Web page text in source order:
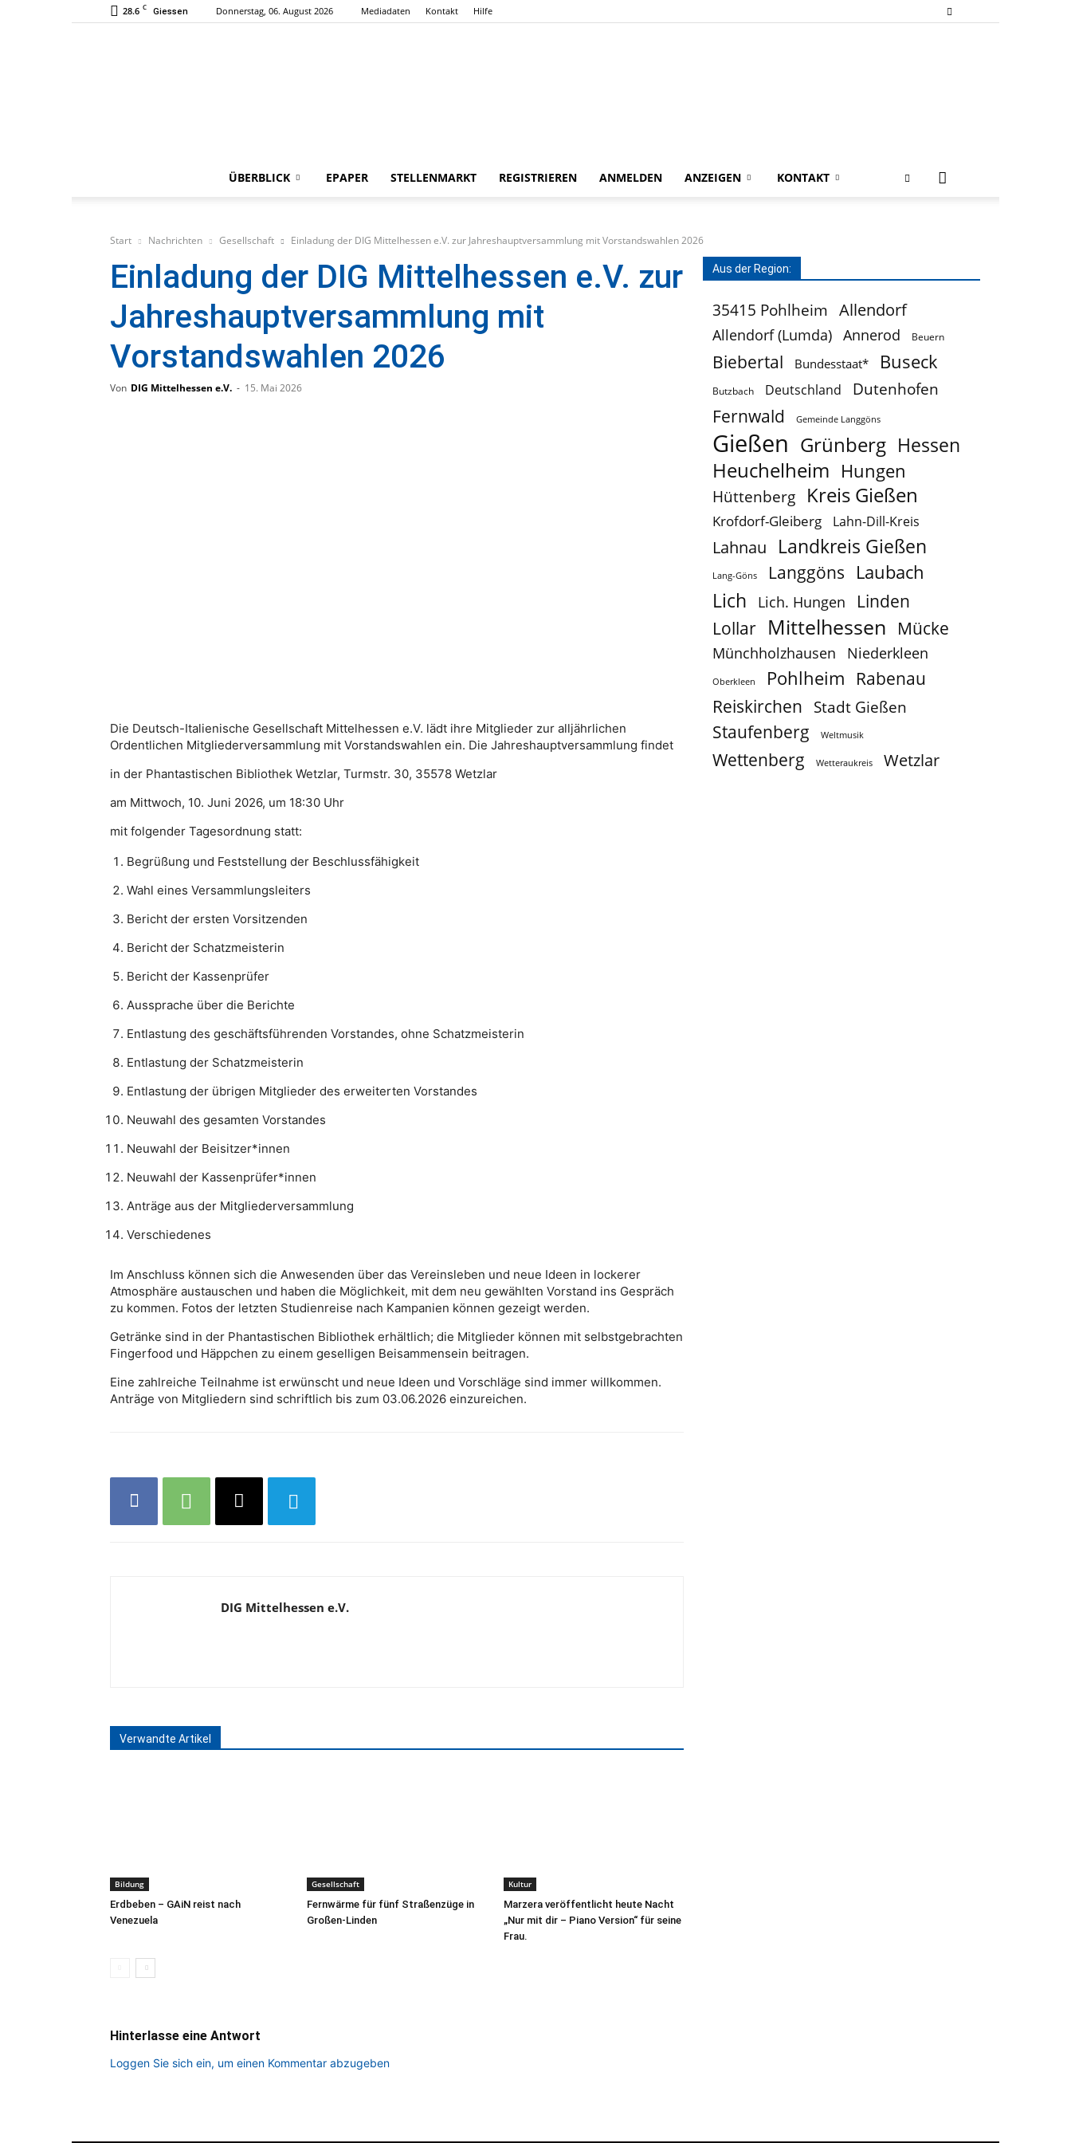
28.6 C Giessen Donnerstag, 06. August 2026 Mediadaten Kontakt Hilfe
Zeitung
ÜBERBLICK EPAPER STELLENMARKT REGISTRIEREN ANMELDEN ANZEIGEN KONTAKT
Start Nachrichten Gesellschaft Einladung der DIG Mittelhessen e.V. zur Jahreshauptversammlung mit Vorstandswahlen 2026
Einladung der DIG Mittelhessen e.V. zur
Jahreshauptversammlung mit
Vorstandswahlen 2026
Von DIG Mittelhessen e.V. - 15. Mai 2026
Die Deutsch-Italienische Gesellschaft Mittelhessen e.V. lädt ihre Mitglieder zur alljährlichen
Ordentlichen Mitgliederversammlung mit Vorstandswahlen ein. Die Jahreshauptversammlung findet
in der Phantastischen Bibliothek Wetzlar, Turmstr. 30, 35578 Wetzlar
am Mittwoch, 10. Juni 2026, um 18:30 Uhr
mit folgender Tagesordnung statt:
Begrüßung und Feststellung der Beschlussfähigkeit
Wahl eines Versammlungsleiters
Bericht der ersten Vorsitzenden
Bericht der Schatzmeisterin
Bericht der Kassenprüfer
Aussprache über die Berichte
Entlastung des geschäftsführenden Vorstandes, ohne Schatzmeisterin
Entlastung der Schatzmeisterin
Entlastung der übrigen Mitglieder des erweiterten Vorstandes
Neuwahl des gesamten Vorstandes
Neuwahl der Beisitzer*innen
Neuwahl der Kassenprüfer*innen
Anträge aus der Mitgliederversammlung
Verschiedenes
Im Anschluss können sich die Anwesenden über das Vereinsleben und neue Ideen in lockerer
Atmosphäre austauschen und haben die Möglichkeit, mit dem neu gewählten Vorstand ins Gespräch
zu kommen. Fotos der letzten Studienreise nach Kampanien können gezeigt werden.
Getränke sind in der Phantastischen Bibliothek erhältlich; die Mitglieder können mit selbstgebrachten
Fingerfood und Häppchen zu einem geselligen Beisammensein beitragen.
Eine zahlreiche Teilnahme ist erwünscht und neue Ideen und Vorschläge sind immer willkommen.
Anträge von Mitgliedern sind schriftlich bis zum 03.06.2026 einzureichen.
DIG Mittelhessen e.V.
Verwandte Artikel
Bildung
Erdbeben – GAiN reist nach
Venezuela
Gesellschaft
Fernwärme für fünf Straßenzüge in
Großen-Linden
Kultur
Marzera veröffentlicht heute Nacht
„Nur mit dir – Piano Version“ für seine
Frau.
Hinterlasse eine Antwort
Loggen Sie sich ein, um einen Kommentar abzugeben
Aus der Region:
35415 Pohlheim Allendorf
Allendorf (Lumda) Annerod Beuern
Biebertal Bundesstaat* Buseck
Butzbach Deutschland Dutenhofen
Fernwald Gemeinde Langgöns
Gießen Grünberg Hessen
Heuchelheim Hungen
Hüttenberg Kreis Gießen
Krofdorf-Gleiberg Lahn-Dill-Kreis
Lahnau Landkreis Gießen
Lang-Göns Langgöns Laubach
Lich Lich. Hungen
Linden
Lollar Mittelhessen Mücke
Münchholzhausen Niederkleen
Oberkleen Pohlheim Rabenau
Reiskirchen Stadt Gießen
Staufenberg Weltmusik
Wettenberg Wetteraukreis Wetzlar